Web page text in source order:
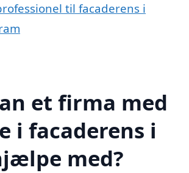
til facaderens i
et firma med
i facaderens i
med?